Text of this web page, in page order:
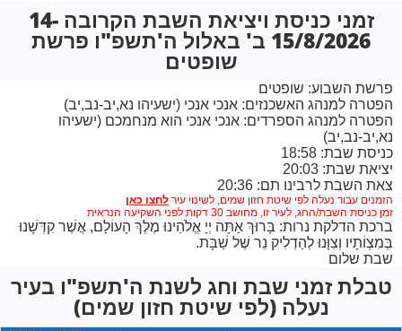
זמני כניסת ויציאת השבת הקרובה 14-
15/8/2026 ב' באלול ה'תשפ"ו פרשת
שופטים
פרשת השבוע: שופטים
הפטרה למנהג האשכנזים: אנכי אנכי (ישעיהו נא,יב-נב,יב)
הפטרה למנהג הספרדים: אנכי אנכי הוא מנחמכם (ישעיהו
נא,יב-נב,יב)
כניסת שבת: 18:58
יציאת שבת: 20:03
צאת השבת לרבינו תם: 20:36
הזמנים עבור נעלה לפי שיטת חזון שמים, לשינוי עיר
זמן כניסת השבת/החג, לעיר זו, מחושב 30 דקות לפני השקיעה הנראית
ברכת הדלקת נרות: בָּרוּךְ אַתָּה יְיָ אֱלֹהֵינוּ מֶלֶךְ הָעוֹלָם, אֲשֶׁר קִדְּשָׁנוּ
בְּמִצְוֹתָיו וְצִוָּנוּ לְהַדְלִיק נֵר שֶׁל שַׁבָּת.
שבת שלום
טבלת זמני שבת וחג לשנת ה'תשפ"ו בעיר
נעלה (לפי שיטת חזון שמים)